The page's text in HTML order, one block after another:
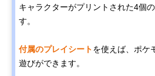
キャラクターがプリントされた4個
す。
付属のプレイシートを使えば、ポケ
遊びができます。